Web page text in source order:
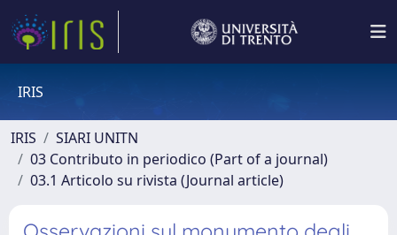
IRIS
IRIS
SIARI UNITN
03 Contributo in periodico (Part of a journal)
03.1 Articolo su rivista (Journal article)